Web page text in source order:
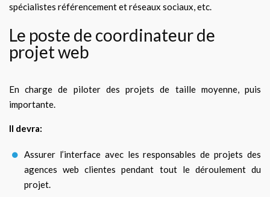
spécialistes référencement et réseaux sociaux, etc.
Le poste de coordinateur de
projet web
En charge de piloter des projets de taille moyenne, puis
importante.
Il devra:
Assurer l’interface avec les responsables de projets des
agences web clientes pendant tout le déroulement du
projet.